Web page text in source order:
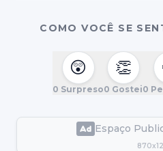
COMO VOCÊ SE
😲
0 Surpreso
👏
0 Gostei0
Espaço